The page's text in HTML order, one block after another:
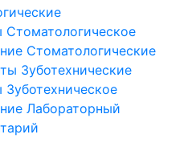
Стоматологическое
Стоматологические
Зуботехнические
Зуботехническое
Лабораторный